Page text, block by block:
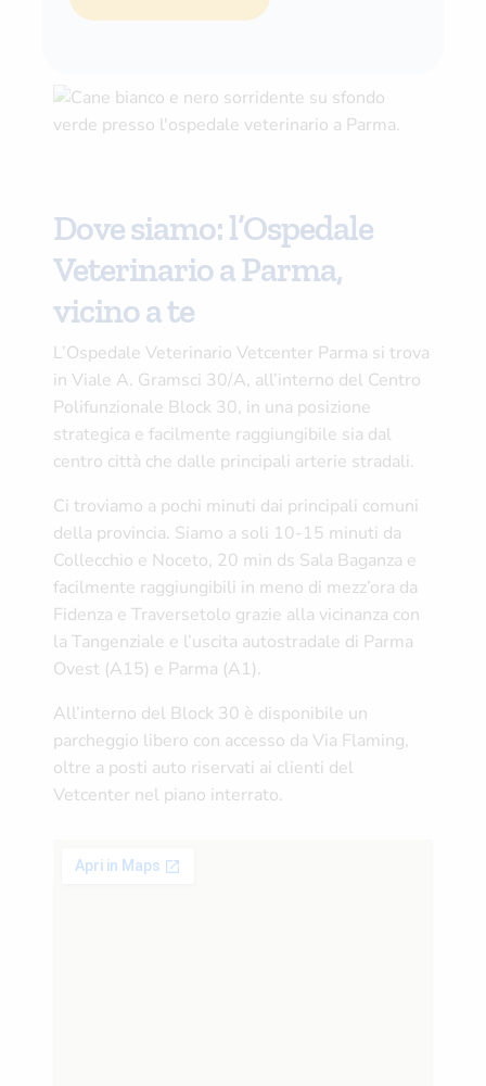
Dove siamo: l’Ospedale
Veterinario a Parma,
vicino a te
L’Ospedale Veterinario Vetcenter Parma si trova
in Viale A. Gramsci 30/A, all’interno del Centro
Polifunzionale Block 30, in una posizione
strategica e facilmente raggiungibile sia dal
centro città che dalle principali arterie stradali.
Ci troviamo a pochi minuti dai principali comuni
della provincia. Siamo a soli 10-15 minuti da
Collecchio e Noceto, 20 min ds Sala Baganza e
facilmente raggiungibili in meno di mezz’ora da
Fidenza e Traversetolo grazie alla vicinanza con
la Tangenziale e l’uscita autostradale di Parma
Ovest (A15) e Parma (A1).
All’interno del Block 30 è disponibile un
parcheggio libero con accesso da Via Flaming,
oltre a posti auto riservati ai clienti del
Vetcenter nel piano interrato.